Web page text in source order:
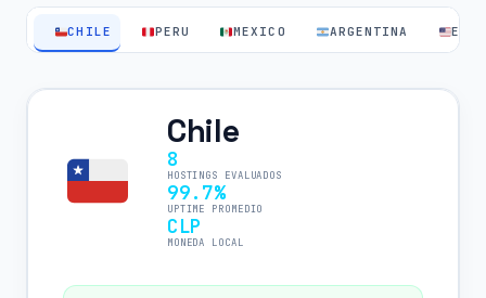
CHILE PERU MEXICO ARGENTINA EEUU
Chile
8
HOSTINGS EVALUADOS
99.7%
UPTIME PROMEDIO
CLP
MONEDA LOCAL